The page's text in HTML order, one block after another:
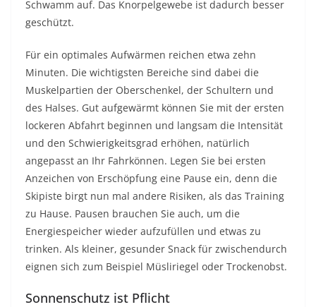
Schwamm auf. Das Knorpelgewebe ist dadurch besser
geschützt.
Für ein optimales Aufwärmen reichen etwa zehn
Minuten. Die wichtigsten Bereiche sind dabei die
Muskelpartien der Oberschenkel, der Schultern und
des Halses. Gut aufgewärmt können Sie mit der ersten
lockeren Abfahrt beginnen und langsam die Intensität
und den Schwierigkeitsgrad erhöhen, natürlich
angepasst an Ihr Fahrkönnen. Legen Sie bei ersten
Anzeichen von Erschöpfung eine Pause ein, denn die
Skipiste birgt nun mal andere Risiken, als das Training
zu Hause. Pausen brauchen Sie auch, um die
Energiespeicher wieder aufzufüllen und etwas zu
trinken. Als kleiner, gesunder Snack für zwischendurch
eignen sich zum Beispiel Müsliriegel oder Trockenobst.
Sonnenschutz ist Pflicht